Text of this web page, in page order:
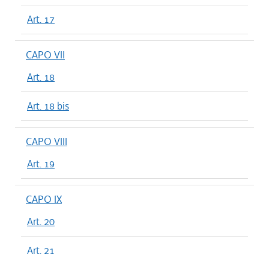
Art. 17
CAPO VII
Art. 18
Art. 18 bis
CAPO VIII
Art. 19
CAPO IX
Art. 20
Art. 21